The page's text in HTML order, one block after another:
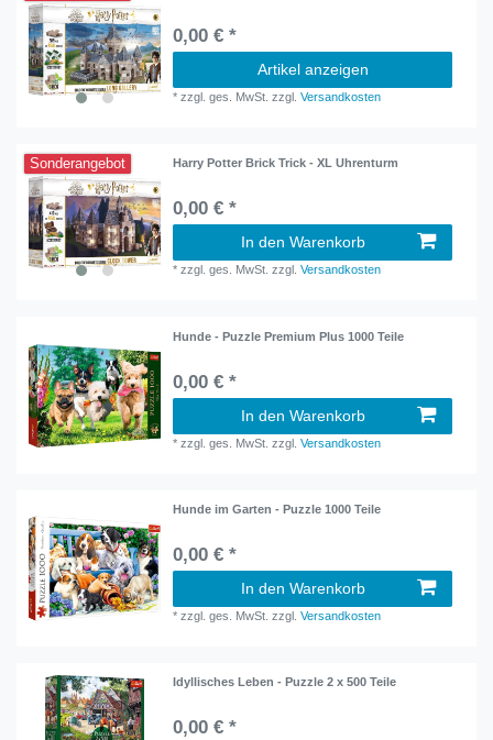
0,00 € *
Artikel anzeigen
*zzgl. ges. MwSt. zzgl.Versandkosten
Sonderangebot Harry Potter Brick Trick - XL Uhrenturm
0,00 € *
In den Warenkorb
*zzgl. ges. MwSt. zzgl.Versandkosten
Hunde - Puzzle Premium Plus 1000 Teile
0,00 € *
In den Warenkorb
*zzgl. ges. MwSt. zzgl.Versandkosten
Hunde im Garten - Puzzle 1000 Teile
0,00 € *
In den Warenkorb
*zzgl. ges. MwSt. zzgl.Versandkosten
Idyllisches Leben - Puzzle 2 x 500 Teile
0,00 € *